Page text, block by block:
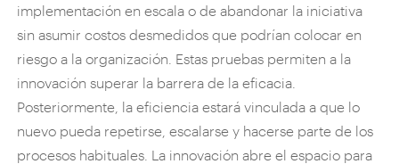
implementación en escala o de abandonar la iniciativa
sin asumir costos desmedidos que podrían colocar en
riesgo a la organización. Estas pruebas permiten a la
innovación superar la barrera de la eficacia.
Posteriormente, la eficiencia estará vinculada a que lo
nuevo pueda repetirse, escalarse y hacerse parte de los
procesos habituales. La innovación abre el espacio para